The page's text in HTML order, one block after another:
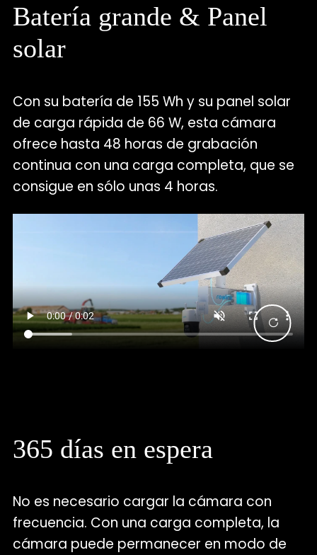
Batería grande & Panel
solar
Con su batería de 155 Wh y su panel solar
de carga rápida de 66 W, esta cámara
ofrece hasta 48 horas de grabación
continua con una carga completa, que se
consigue en sólo unas 4 horas.
365 días en espera
No es necesario cargar la cámara con
frecuencia. Con una carga completa, la
cámara puede permanecer en modo de